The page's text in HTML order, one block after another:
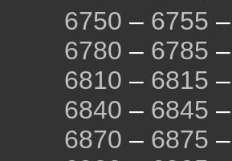
6750 – 6755 –
6780 – 6785 –
6810 – 6815 –
6840 – 6845 –
6870 – 6875 –